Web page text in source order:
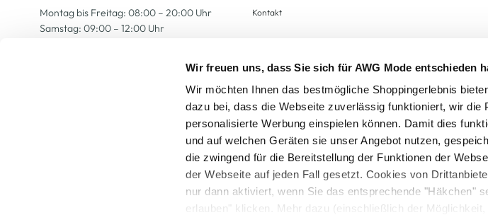
Wir freuen uns, dass Sie sich für AWG Mode entschieden
Wir möchten Ihnen das bestmögliche Shoppingerlebnis
dazu bei, dass die Webseite zuverlässig funktioniert, wir die
personalisierte Werbung einspielen können. Damit dies
und auf welchen Geräten sie unser Angebot nutzen,
die zwingend für die Bereitstellung der Funktionen der
der Webseite auf jeden Fall gesetzt. Cookies von
nur dann aktiviert, wenn Sie das entsprechende "Häkchen"
erlauben" klicken. Mehr dazu (einschließlich der
Montag bis Freitag: 08:00 – 20:00 Uhr
Samstag: 09:00 – 12:00 Uhr
Kontakt
Alle Preise inkl. gesetzl. Mehrwertsteuer zzgl.